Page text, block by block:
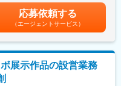
環境を重んじており、業務分
ています。
げを実施するなど、企業の利
感動や楽しみを与えることが
いく
、当社規定により決定※業績
当（1,500円／月）賃金はあく
じて上下する可能性がありま
表記です。
応募依頼する
（エージェントサービス）
展示作品の設営業務